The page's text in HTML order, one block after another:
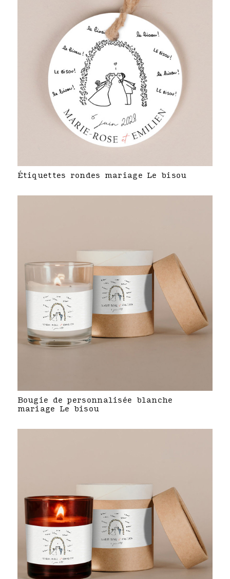
Étiquettes rondes mariage Le bisou
Bougie de personnalisée blanche
mariage Le bisou